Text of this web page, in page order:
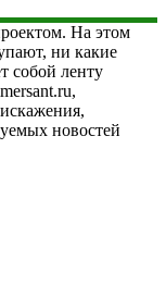
На этом
ни какие
собой ленту
новостей